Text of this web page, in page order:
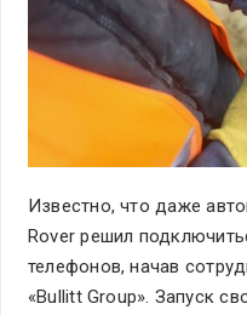
Известно, что даже
Rover решил
телефонов, начав
«Bullitt Group». Запуск